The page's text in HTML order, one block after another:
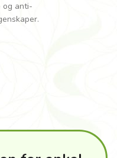
og anti-